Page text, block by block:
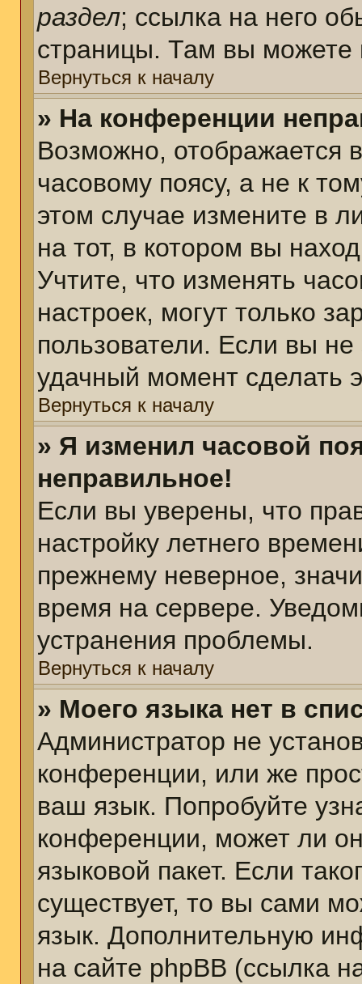
раздел; ссылка на него
страницы. Там вы можете
Вернуться к началу
» На конференции
Возможно, отображается
часовому поясу, а не к
этом случае измените в
на тот, в котором вы
Учтите, что изменять
настроек, могут только
пользователи. Если вы
удачный момент сделать
Вернуться к началу
» Я изменил часовой
неправильное!
Если вы уверены, что
настройку летнего
прежнему неверное,
время на сервере.
устранения проблемы.
Вернуться к началу
» Моего языка нет в
Администратор не
конференции, или же
ваш язык. Попробуйте
конференции, может ли
языковой пакет. Если
существует, то вы сами
язык. Дополнительную
на сайте phpBB (ссылка